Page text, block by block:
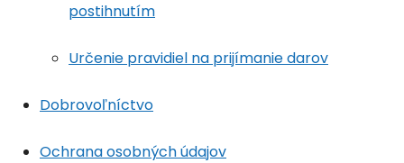
postihnutím
Určenie pravidiel na prijímanie darov
Dobrovoľníctvo
Ochrana osobných údajov